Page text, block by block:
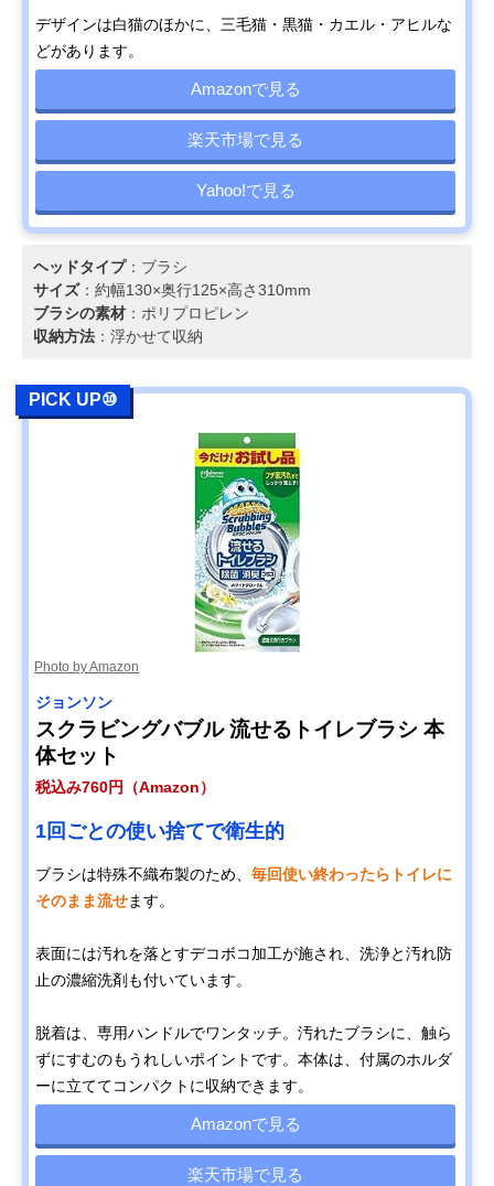
デザインは白猫のほかに、三毛猫・黒猫・カエル・アヒルな
どがあります。
Amazonで見る
楽天市場で見る
Yahoo!で見る
ヘッドタイプ：ブラシ
サイズ：約幅130×奥行125×高さ310mm
ブラシの素材 ：ポリプロピレン
収納方法 ：浮かせて収納
PICK UP⑩
Photo by Amazon
ジョンソン
スクラビングバブル 流せるトイレブラシ 本
体セット
税込み760円（Amazon）
1回ごとの使い捨てで衛生的
ブラシは特殊不織布製のため、 毎回使い終わったらトイレに
そのまま流せます。
表面には汚れを落とすデコボコ加工が施され、洗浄と汚れ防
止の濃縮洗剤も付いています。
脱着は、専用ハンドルでワンタッチ。汚れたブラシに、触ら
ずにすむのもうれしいポイントです。本体は、付属のホルダ
ーに立ててコンパクトに収納できます。
Amazonで見る
楽天市場で見る